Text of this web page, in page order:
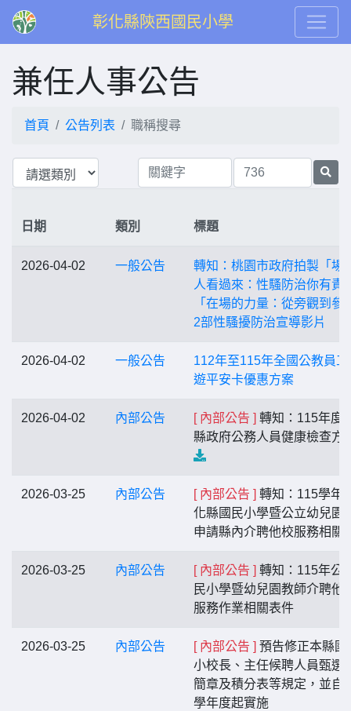
彰化縣陝西國民小學
兼任人事公告
首頁 公告列表 職稱搜尋
日期 類別 標題
2026-04-02 一般公告
轉知：桃園市政府拍製「場
人看過來：性騷防治你有責
「在場的力量：從旁觀到參
2部性騷擾防治宣導影片
2026-04-02 一般公告
112年至115年全國公教員工
遊平安卡優惠方案
2026-04-02 內部公告 [ 內部公告 ] 轉知：115年度
縣政府公務人員健康檢查方
2026-03-25 內部公告 [ 內部公告 ] 轉知：115學年
化縣國民小學暨公立幼兒園
申請縣內介聘他校服務相關
2026-03-25 內部公告 [ 內部公告 ] 轉知：115年公
民小學暨幼兒園教師介聘他
服務作業相關表件
2026-03-25 內部公告 [ 內部公告 ] 預告修正本縣國
小校長、主任候聘人員甄選
簡章及積分表等規定，並自
學年度起實施